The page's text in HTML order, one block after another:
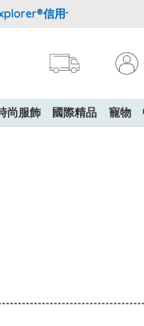
信用卡會員購物禮遇：高
尚服飾 國際精品 寵物